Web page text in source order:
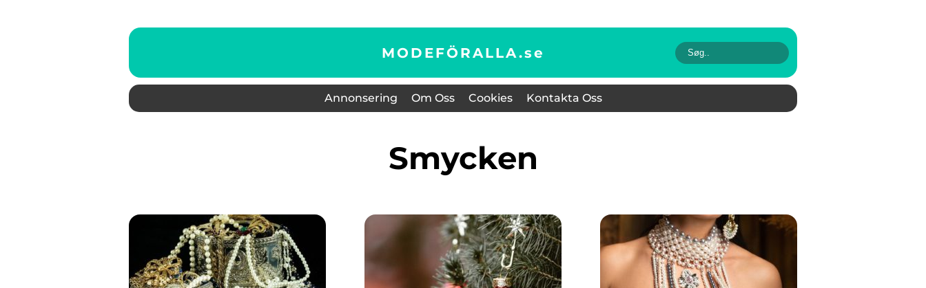
MODEFÖRALLA.se
Annonsering Om Oss Cookies Kontakta Oss
smycken